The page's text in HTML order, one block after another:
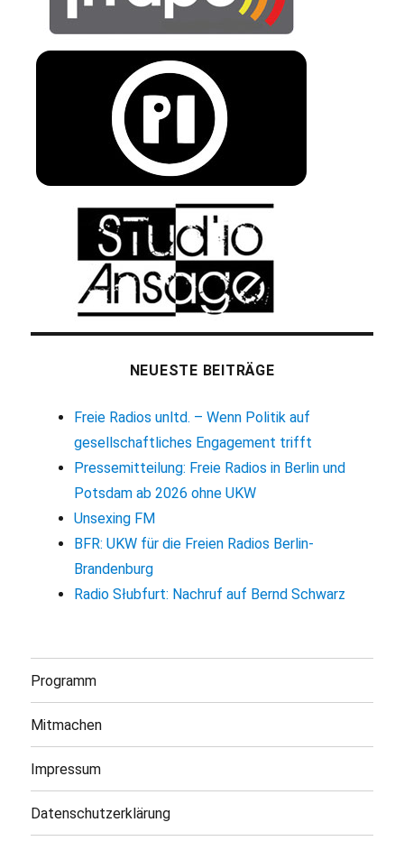
NEUESTE BEITRÄGE
Freie Radios unltd. – Wenn Politik auf
gesellschaftliches Engagement trifft
Pressemitteilung: Freie Radios in Berlin und
Potsdam ab 2026 ohne UKW
Unsexing FM
BFR: UKW für die Freien Radios Berlin-
Brandenburg
Radio Słubfurt: Nachruf auf Bernd Schwarz
Programm
Mitmachen
Impressum
Datenschutzerklärung